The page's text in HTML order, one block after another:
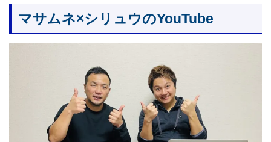
マサムネ×シリュウのYouTube